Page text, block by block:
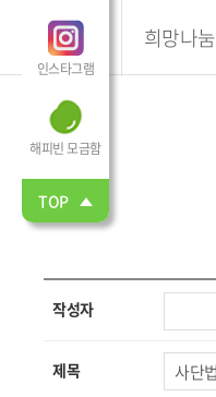
희망나눔
작성자
제목
인스타그램
해피빈 모금함
TOP